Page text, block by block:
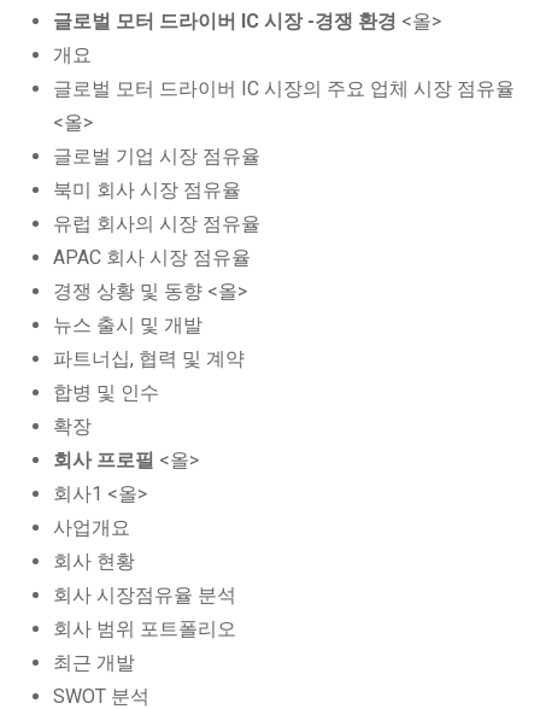
글로벌 모터 드라이버 IC 시장 -경쟁 환경 <올>
개요
글로벌 모터 드라이버 IC 시장의 주요 업체 시장 점유율
<올>
글로벌 기업 시장 점유율
북미 회사 시장 점유율
유럽 회사의 시장 점유율
APAC 회사 시장 점유율
경쟁 상황 및 동향 <올>
뉴스 출시 및 개발
파트너십, 협력 및 계약
합병 및 인수
확장
회사 프로필 <올>
회사1 <올>
사업개요
회사 현황
회사 시장점유율 분석
회사 범위 포트폴리오
최근 개발
SWOT 분석